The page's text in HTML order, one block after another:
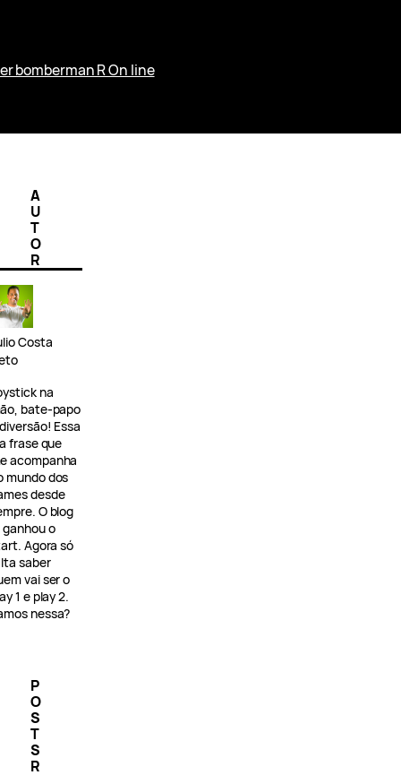
bomberman R On line
A
U
T
O
R
Costa
na
bate-papo
Essa
frase que
acompanha
mundo dos
desde
O blog
ganhou o
Agora só
saber
vai ser o
1 e play 2.
nessa?
P
O
S
T
S
R